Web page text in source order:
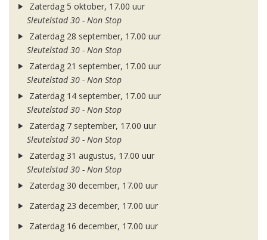
Zaterdag 5 oktober, 17.00 uur
Sleutelstad 30 - Non Stop
Zaterdag 28 september, 17.00 uur
Sleutelstad 30 - Non Stop
Zaterdag 21 september, 17.00 uur
Sleutelstad 30 - Non Stop
Zaterdag 14 september, 17.00 uur
Sleutelstad 30 - Non Stop
Zaterdag 7 september, 17.00 uur
Sleutelstad 30 - Non Stop
Zaterdag 31 augustus, 17.00 uur
Sleutelstad 30 - Non Stop
Zaterdag 30 december, 17.00 uur
Zaterdag 23 december, 17.00 uur
Zaterdag 16 december, 17.00 uur